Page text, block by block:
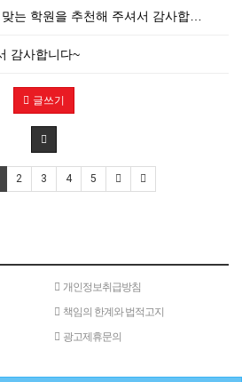
는 학원을 추천해 주셔서 감사합…
감사합니다~
글쓰기
2 3 4 5
개인정보취급방침
책임의 한계와 법적고지
광고제휴문의